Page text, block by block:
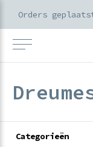
Categorieën